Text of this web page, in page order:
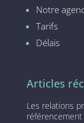
Notre
Tarifs
Délais
Articles
Les relations
référencement